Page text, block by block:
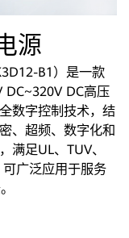
源
B1）是一款
DC~320V DC高压
数字控制技术，结
、超频、数字化和
满足UL、TUV、
可广泛应用于服务